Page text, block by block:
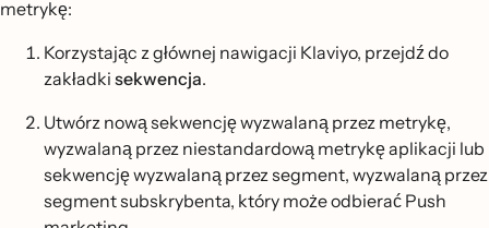
metrykę:
Korzystając z głównej nawigacji Klaviyo, przejdź do
zakładki sekwencja.
Utwórz nową sekwencję wyzwalaną przez metrykę,
wyzwalaną przez niestandardową metrykę aplikacji lub
sekwencję wyzwalaną przez segment, wyzwalaną przez
segment subskrybenta, który może odbierać Push